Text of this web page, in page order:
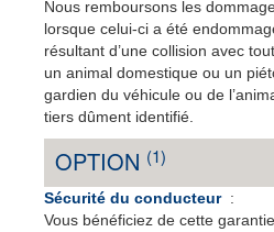
Nous remboursons les
lorsque celui-ci a été
résultant d’une collision avec
un animal domestique ou un
gardien du véhicule ou de
tiers dûment identifié.
OPTION (1)
Sécurité du conducteur :
Vous bénéficiez de cette